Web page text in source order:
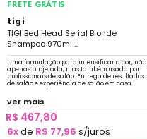
FRETE GRÁTIS
tigi
TIGI Bed Head Serial Blonde
Shampoo 970ml ...
Uma formulação para intensificar a cor, não
apenas projetada, mas também usada por
profissionais de salão. Entrega de resultados
de salão e experiência de salão em casa.
ver mais
R$ 467,80
6xde R$ 77,96 s/juros